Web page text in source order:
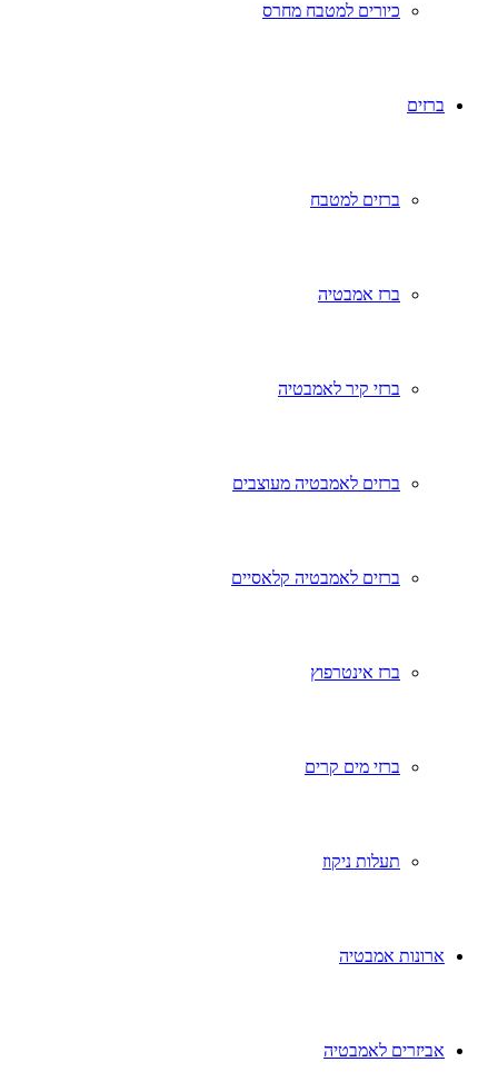
כיורים למטבח מחרס
ברזים
ברזים למטבח
ברז אמבטיה
ברזי קיר לאמבטיה
ברזים לאמבטיה מעוצבים
ברזים לאמבטיה קלאסיים
ברז אינטרפוץ
ברזי מים קרים
תעלות ניקוז
ארונות אמבטיה
אביזרים לאמבטיה